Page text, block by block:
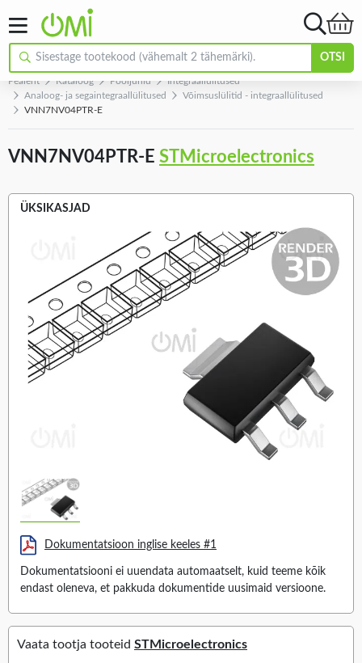
OTSI
Pealeht Kataloog Pooljuhid
Integraallülitused
Analoog- ja segaintegraallülitused
Võimsuslülitid - integraallülitused
VNN7NV04PTR-E
VNN7NV04PTR-E STMicroelectronics
ÜKSIKASJAD
Dokumentatsioon inglise keeles #1
Dokumentatsiooni ei uuendata automaatselt, kuid teeme kõik
endast oleneva, et pakkuda dokumentide uusimaid versioone.
Vaata tootja tooteid STMicroelectronics